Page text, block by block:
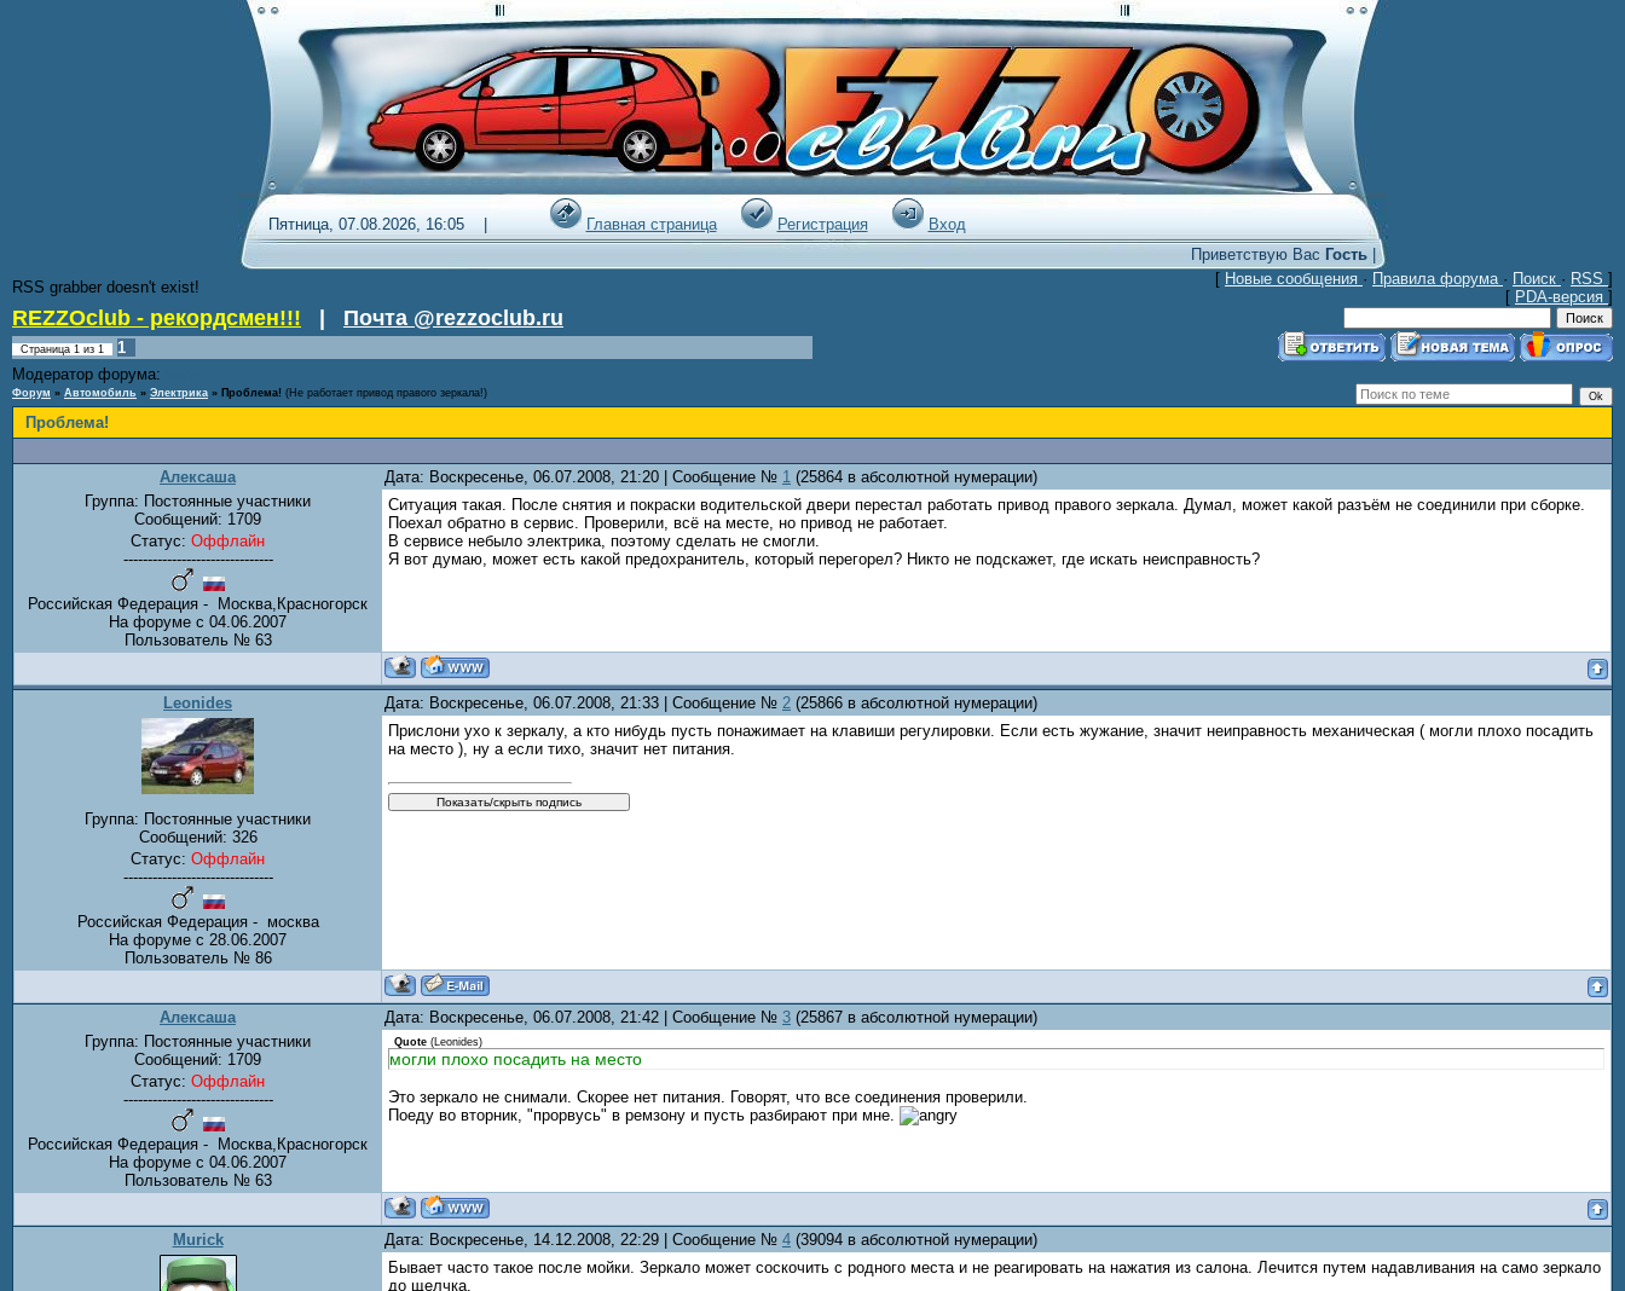
Пятница, 07.08.2026, 16:05 | Главная страница Регистрация
Вход
Приветствую Вас Гость|
RSS grabber doesn't exist!
[ Новые сообщения · Правила форума · Поиск · RSS ]
[ PDA-версия ]
REZZOclub - рекордсмен!!! Почта @rezzoclub.ru
Страница 1 из 1
1
Модератор форума:
Форум » Автомобиль » Электрика » Проблема! (Не работает привод правого зеркала!)
Проблема!
Алексаша Дата: Воскресенье, 06.07.2008, 21:20 | Сообщение № 1 (25864 в абсолютной нумерации)
Группа: Постоянные участники
Сообщений: 1709
Статус: Оффлайн
-------------------------------
Российская Федерация - Москва,Красногорск
На форуме с 04.06.2007
Пользователь № 63
Ситуация такая. После снятия и покраски водительской двери перестал работать привод правого зеркала. Думал, может какой разъём не соединили при сборке.
Поехал обратно в сервис. Проверили, всё на месте, но привод не работает.
В сервисе небыло электрика, поэтому сделать не смогли.
Я вот думаю, может есть какой предохранитель, который перегорел? Никто не подскажет, где искать неисправность?
Leonides Дата: Воскресенье, 06.07.2008, 21:33 | Сообщение № 2 (25866 в абсолютной нумерации)
Группа: Постоянные участники
Сообщений: 326
Статус: Оффлайн
-------------------------------
Российская Федерация - москва
На форуме с 28.06.2007
Пользователь № 86
Прислони ухо к зеркалу, а кто нибудь пусть понажимает на клавиши регулировки. Если есть жужание, значит неиправность механическая ( могли плохо посадить
на место ), ну а если тихо, значит нет питания.
Алексаша Дата: Воскресенье, 06.07.2008, 21:42 | Сообщение № 3 (25867 в абсолютной нумерации)
Группа: Постоянные участники
Сообщений: 1709
Статус: Оффлайн
-------------------------------
Российская Федерация - Москва,Красногорск
На форуме с 04.06.2007
Пользователь № 63
Quote (Leonides)
могли плохо посадить на место
Это зеркало не снимали. Скорее нет питания. Говорят, что все соединения проверили.
Поеду во вторник, "прорвусь" в ремзону и пусть разбирают при мне.
Murick Дата: Воскресенье, 14.12.2008, 22:29 | Сообщение № 4 (39094 в абсолютной нумерации)
Бывает часто такое после мойки. Зеркало может соскочить с родного места и не реагировать на нажатия из салона. Лечится путем надавливания на само зеркало
до щелчка.